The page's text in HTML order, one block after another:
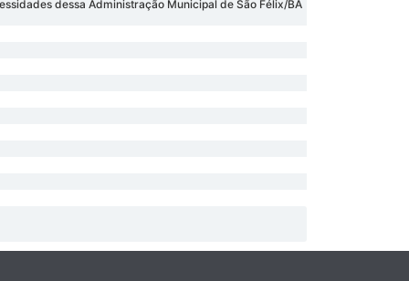
dessa Administração Municipal de São Félix/BA